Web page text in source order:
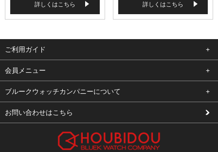
詳しくはこちら 詳しくはこちら
ご利用ガイド
よくある質問
支払い・送料
修理依頼
会員メニュー
ログイン
お気に入り
ブルークウォッチカンパニーについて
会社概要
お問い合わせはこちら